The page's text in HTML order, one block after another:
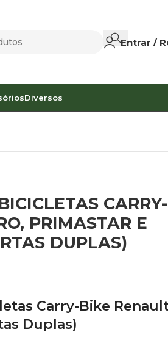
Entrar /
Diversos
PRIMASTAR E
DUPLAS)
Carry-Bike
Duplas)